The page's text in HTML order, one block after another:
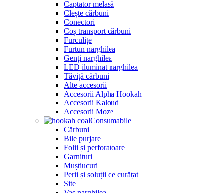
Captator melasă
Clește cărbuni
Conectori
Coș transport cărbuni
Furculițe
Furtun narghilea
Genți narghilea
LED iluminat narghilea
Tăviță cărbuni
Alte accesorii
Accesorii Alpha Hookah
Accesorii Kaloud
Accesorii Moze
Consumabile
Cărbuni
Bile purjare
Folii și perforatoare
Garnituri
Muștiucuri
Perii și soluții de curățat
Site